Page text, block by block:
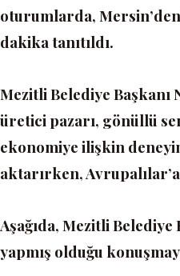
oturumlarda,
dakika tanıtıldı.
Mezitli Belediye Başkanı
üretici pazarı, gönüllü
ekonomiye ilişkin
aktarırken,
Aşağıda, Mezitli Belediye
yapmış olduğu